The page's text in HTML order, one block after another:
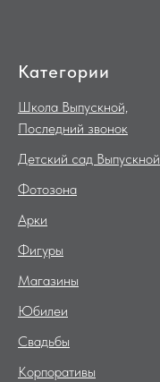
Категории
Школа Выпускной,
Последний звонок
Детский сад Выпускной
Фотозона
Арки
Фигуры
Магазины
Юбилеи
Свадьбы
Корпоративы